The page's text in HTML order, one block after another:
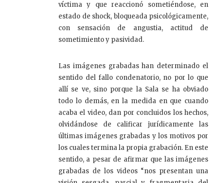
víctima y que reaccionó sometiéndose, en
estado de shock, bloqueada psicológicamente,
con sensación de angustia, actitud de
sometimiento y pasividad.
Las imágenes grabadas han determinado el
sentido del fallo condenatorio, no por lo que
allí se ve, sino porque la Sala se ha obviado
todo lo demás, en la medida en que cuando
acaba el video, dan por concluidos los hechos,
olvidándose de calificar jurídicamente las
últimas imágenes grabadas y los motivos por
los cuales termina la propia grabación. En este
sentido, a pesar de afirmar que las imágenes
grabadas de los videos “nos presentan una